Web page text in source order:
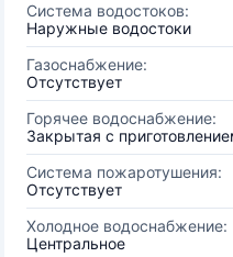
Система водостоков:
Наружные водостоки
Газоснабжение:
Отсутствует
Горячее водоснабжение:
Закрытая с
Система пожаротушения:
Отсутствует
Холодное водоснабжение:
Центральное